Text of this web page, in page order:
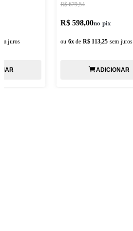
R$ 679,54
R$ 598,00
ou 6x de R$ 113,25 sem juros
ADICIONAR
juros